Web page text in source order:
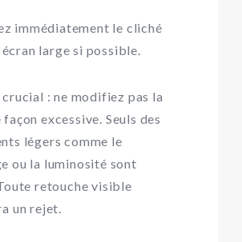
immédiatement le cliché
écran large si possible.
: ne modifiez pas la
excessive. Seuls des
légers comme le
ou la luminosité sont
retouche visible
un rejet.